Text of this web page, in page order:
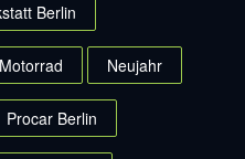
Berlin
Motorrad Neujahr
Procar Berlin